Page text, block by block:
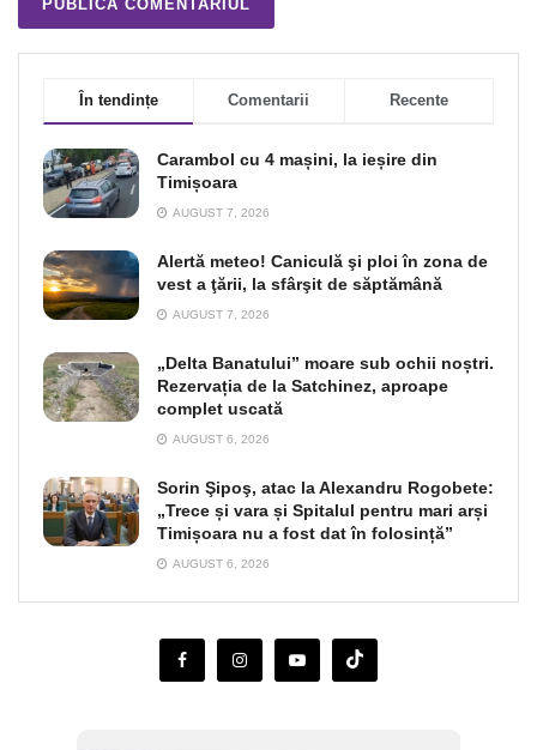
În tendințe Comentarii Recente
Carambol cu 4 mașini, la ieșire din
Timișoara
AUGUST 7, 2026
Alertă meteo! Caniculă şi ploi în zona de
vest a ţării, la sfârşit de săptămână
AUGUST 7, 2026
„Delta Banatului” moare sub ochii noștri.
Rezervația de la Satchinez, aproape
complet uscată
AUGUST 6, 2026
Sorin Şipoş, atac la Alexandru Rogobete:
„Trece și vara și Spitalul pentru mari arși
Timișoara nu a fost dat în folosință”
AUGUST 6, 2026